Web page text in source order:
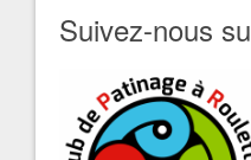
Suivez-nous